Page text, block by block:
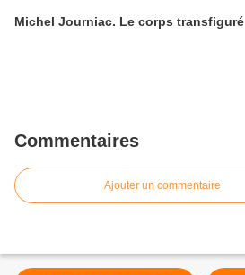
Michel Journiac. Le corps transfiguré
Commentaires
Ajouter un commentaire